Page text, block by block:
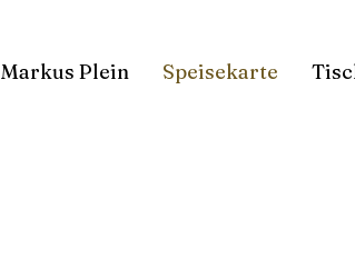
Markus Plein Speisekarte